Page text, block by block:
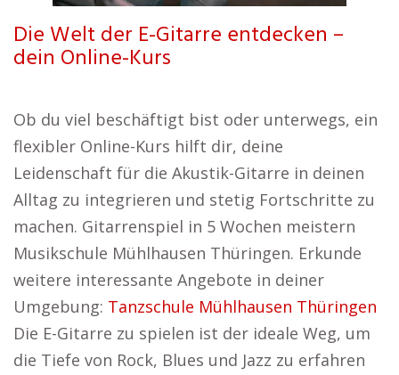
Die Welt der E-Gitarre entdecken –
dein Online-Kurs
Ob du viel beschäftigt bist oder unterwegs, ein
flexibler Online-Kurs hilft dir, deine
Leidenschaft für die Akustik-Gitarre in deinen
Alltag zu integrieren und stetig Fortschritte zu
machen. Gitarrenspiel in 5 Wochen meistern
Musikschule Mühlhausen Thüringen. Erkunde
weitere interessante Angebote in deiner
Umgebung: Tanzschule Mühlhausen Thüringen
Die E-Gitarre zu spielen ist der ideale Weg, um
die Tiefe von Rock, Blues und Jazz zu erfahren